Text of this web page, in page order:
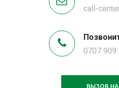
call-
0707 909
ВЫЗОВ